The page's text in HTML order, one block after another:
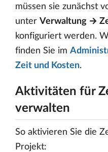
müssen sie zunächst
unter Verwaltung →
konfiguriert werden.
finden Sie im
Zeit und Kosten.
Aktivitäten für
verwalten
So aktivieren Sie die
Projekt: